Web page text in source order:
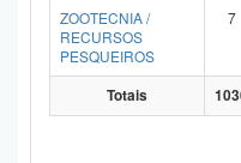
ZOOTECNIA /
RECURSOS
PESQUEIROS
7
Totais